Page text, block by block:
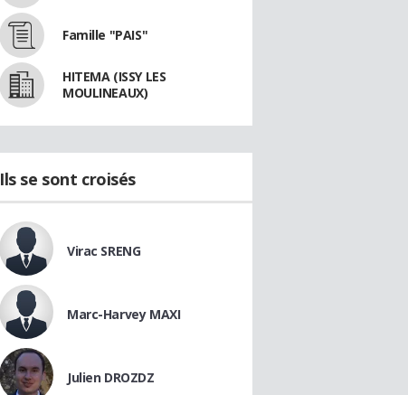
Famille "PAIS"
HITEMA (ISSY LES
MOULINEAUX)
Ils se sont croisés
Virac SRENG
Marc-Harvey MAXI
Julien DROZDZ